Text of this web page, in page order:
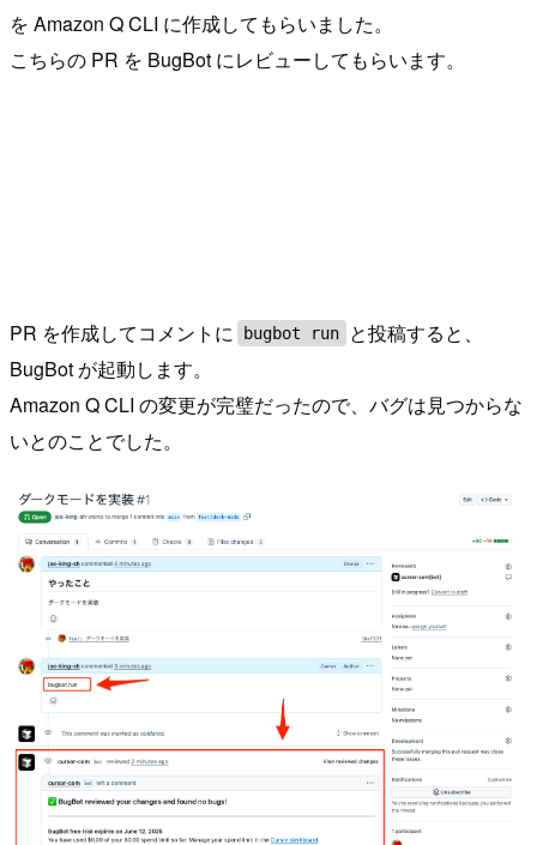
を Amazon Q CLI に作成してもらいました。
こちらの PR を BugBot にレビューしてもらいます。
PR を作成してコメントに bugbot run
と投稿すると、
BugBot が起動します。
Amazon Q CLI の変更が完璧だったので、バグは見つからな
いとのことでした。